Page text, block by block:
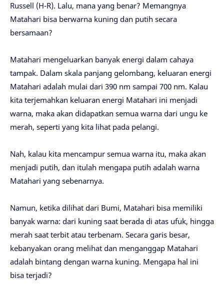
Russell (H-R). Lalu, mana yang benar? Memangnya
Matahari bisa berwarna kuning dan putih secara
bersamaan?
Matahari mengeluarkan banyak energi dalam cahaya
tampak. Dalam skala panjang gelombang, keluaran energi
Matahari adalah mulai dari 390 nm sampai 700 nm. Kalau
kita terjemahkan keluaran energi Matahari ini menjadi
warna, maka akan didapatkan semua warna dari ungu ke
merah, seperti yang kita lihat pada pelangi.
Nah, kalau kita mencampur semua warna itu, maka akan
menjadi putih, dan itulah mengapa putih adalah warna
Matahari yang sebenarnya.
Namun, ketika dilihat dari Bumi, Matahari bisa memiliki
banyak warna: dari kuning saat berada di atas ufuk, hingga
merah saat terbit atau terbenam. Secara garis besar,
kebanyakan orang melihat dan menganggap Matahari
adalah bintang dengan warna kuning. Mengapa hal ini
bisa terjadi?